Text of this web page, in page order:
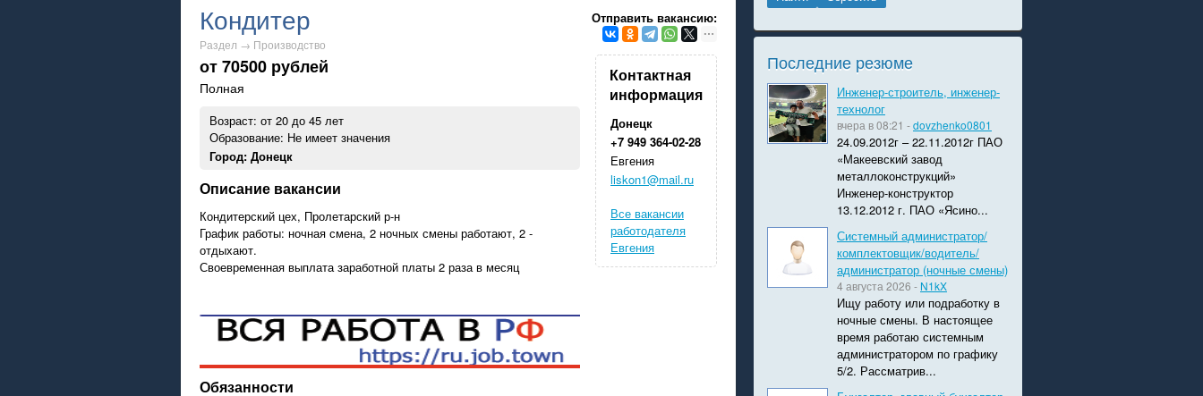
Кондитер
Раздел → Производство
Отправить вакансию:
от 70500 рублей
Полная
Возраст: от 20 до 45 лет
Образование: Не имеет значения
Город: Донецк
Описание вакансии
Кондитерский цех, Пролетарский р-н
График работы: ночная смена, 2 ночных смены работают, 2 -
отдыхают.
Своевременная выплата заработной платы 2 раза в месяц
Обязанности
Контактная
информация
Донецк
+7 949 364-02-28
Евгения
liskon1@mail.ru
Все вакансии
работодателя
Евгения
Последние резюме
Инженер-строитель, инженер-
технолог
вчера в 08:21 -dovzhenko0801
24.09.2012г – 22.11.2012г ПАО
«Макеевский завод
металлоконструкций»
Инженер-конструктор
13.12.2012 г. ПАО «Ясино...
Системный администратор/
комплектовщик/водитель/
администратор (ночные смены)
4 августа 2026 - N1kX
Ищу работу или подработку в
ночные смены. В настоящее
время работаю системным
администратором по графику
5/2. Рассматрив...